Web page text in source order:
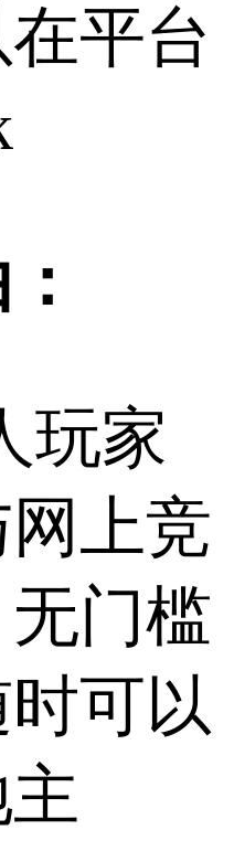
平台
玩家
上竞
门槛
可以